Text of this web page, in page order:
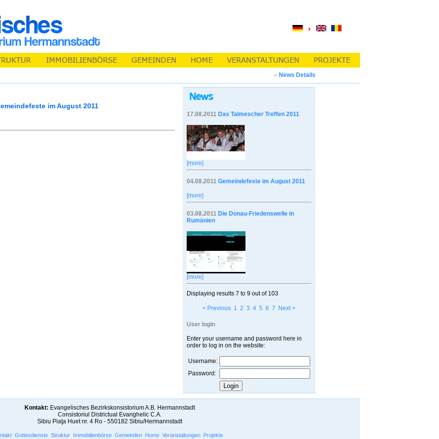
» News Details
im August 2011
17.08.2011 Das Talmescher Treffen 2011
[more]
04.08.2011 Gemeindefeste im August 2011
[more]
03.08.2011 Die Donau-Friedenswelle in
Rumänien
[more]
Displaying results 7 to 9out of 103
< Previous 1 2 3 4 5 6 7 Next >
User login
Enter your username and password here in
order to log in on the website:
Username:
Password:
Kontakt: Evangelisches Bezirkskonsistorium A.B. Hermannstadt
Consistoriul Districtual Evanghelic C.A.
Sibiu Piaţa Huet nr. 4 Ro - 550182 Sibiu/Hermannstadt
Gottesdienste Struktur Immobilienbörse Gemeinden Home Veranstaltungen Projekte